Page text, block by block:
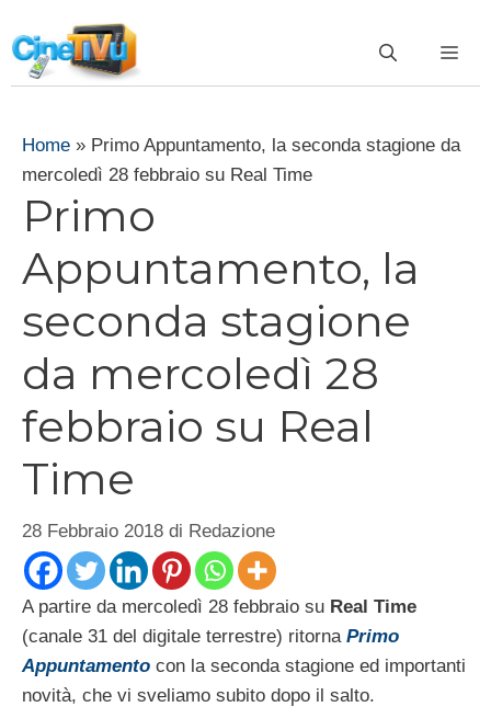
al
contenuto
Home » Primo Appuntamento, la seconda stagione da
mercoledì 28 febbraio su Real Time
Primo
Appuntamento, la
seconda stagione
da mercoledì 28
febbraio su Real
Time
28 Febbraio 2018 di Redazione
A partire da mercoledì 28 febbraio su Real Time
(canale 31 del digitale terrestre) ritorna Primo
Appuntamento con la seconda stagione ed importanti
novità, che vi sveliamo subito dopo il salto.